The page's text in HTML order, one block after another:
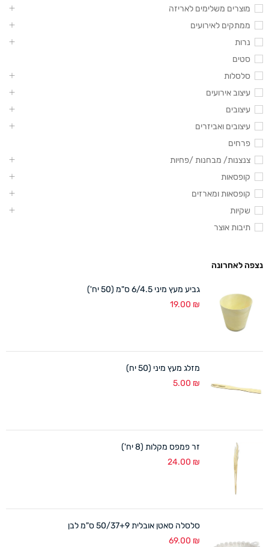
מוצרים משלימים לאריזה
ממתקים לאירועים
נרות
סטים
סלסלות
עיצוב אירועים
עיצובים
עיצובים ואביזרים
פרחים
צנצנות/ מבחנות /פחיות
קופסאות
קופסאות ומארזים
שקיות
תיבות אוצר
נצפה לאחרונה
גביע מעץ מיני 6/4.5 ס"מ (50 יח')
19.00 ₪
מזלג מעץ מיני (50 יח)
5.00 ₪
זר פמפס מקלות (8 יח')
24.00 ₪
סלסלה סאטן אובלית 50/37+9 ס"מ לבן
69.00 ₪